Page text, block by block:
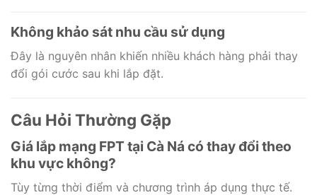
Không khảo sát nhu cầu sử dụng
Đây là nguyên nhân khiến nhiều khách hàng phải thay
đổi gói cước sau khi lắp đặt.
Câu Hỏi Thường Gặp
Giá lắp mạng FPT tại Cà Ná có thay đổi theo
khu vực không?
Tùy từng thời điểm và chương trình áp dụng thực tế.